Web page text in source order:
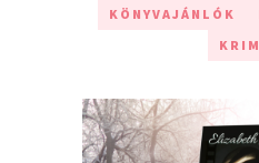
KÖNYVAJÁNLÓK